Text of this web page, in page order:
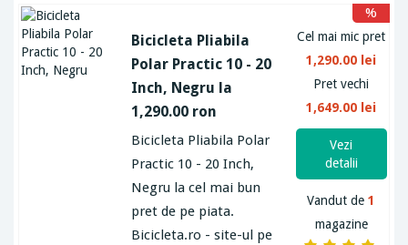
Bicicleta Pliabila
Polar Practic 10 - 20
Inch, Negru la
1,290.00 ron
Bicicleta Pliabila Polar
Practic 10 - 20 Inch,
Negru la cel mai bun
pret de pe piata.
Bicicleta.ro - site-ul pe
Cel mai mic pret
1,290.00 lei
Pret vechi
1,649.00 lei
%
Vezi
detalii
Vandut de1
magazine